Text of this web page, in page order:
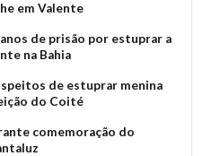
em Valente
de prisão por estuprar a
na Bahia
de estuprar menina
do Coité
comemoração do